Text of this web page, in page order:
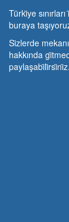
Türki̇ye
buraya
Si̇zlerde
hakkında
paylaşabi̇li̇rsi̇ni̇z.